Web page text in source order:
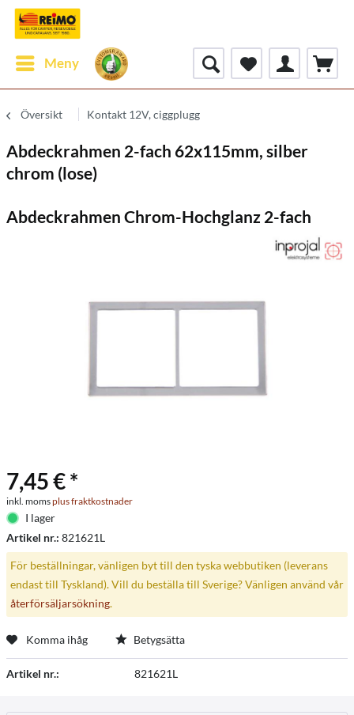
Meny
Översikt Kontakt 12V, ciggplugg
Abdeckrahmen 2-fach 62x115mm, silber
chrom (lose)
Abdeckrahmen Chrom-Hochglanz 2-fach
7,45 € *
inkl. momsplus fraktkostnader
I lager
Artikel nr.: 821621L
För beställningar, vänligen byt till den tyska webbutiken (leverans
endast till Tyskland). Vill du beställa till Sverige? Vänligen använd vår
återförsäljarsökning.
Komma ihåg Betygsätta
Artikel nr.: 821621L